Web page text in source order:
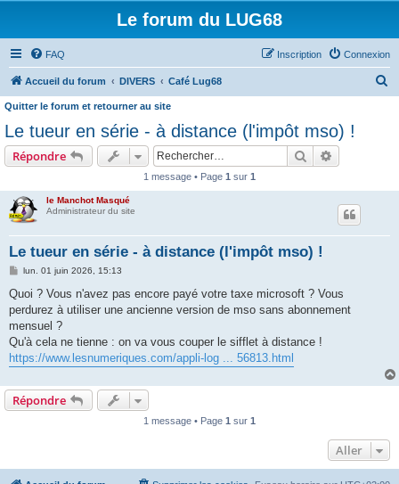
Le forum du LUG68
FAQ Connexion
Inscription
Accueil du forum DIVERS Café Lug68
Quitter le forum et retourner au site
Le tueur en série - à distance (l'impôt mso) !
Répondre Rechercher
1 message • Page 1 sur 1
le Manchot Masqué
Administrateur du site
Le tueur en série - à distance (l'impôt mso) !
M
s
a
g
lun. 01 juin 2026, 15:13
Quoi ? Vous n'avez pas encore payé votre taxe microsoft ? Vous
perdurez à utiliser une ancienne version de mso sans abonnement
mensuel ?
Qu'à cela ne tienne : on va vous couper le sifflet à distance !
https://www.lesnumeriques.com/appli-log ... 56813.html
Répondre
1 message • Page 1 sur 1
Aller